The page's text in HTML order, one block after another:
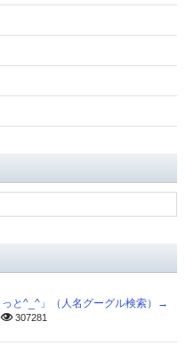
と^_^」（人名グーグル検索）→
307281